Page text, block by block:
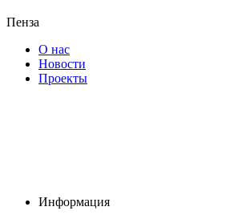
Пенза
О нас
Новости
Проекты
Информация